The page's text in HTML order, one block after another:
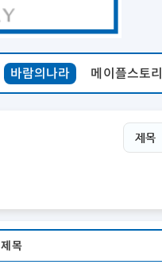
바람의나라 메이플스토리
제목